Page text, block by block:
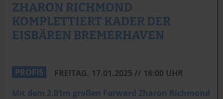
ZHARON RICHMOND
KOMPLETTIERT KADER DER
EISBÄREN BREMERHAVEN
PROFIS
FREITAG, 17.01.2025 // 18:00 UHR
Mit dem 2.01m großen Forward Zharon Richmond